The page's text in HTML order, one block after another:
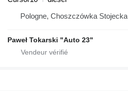
Pologne, Choszczówka Stojecka
Paweł Tokarski "Auto 23"